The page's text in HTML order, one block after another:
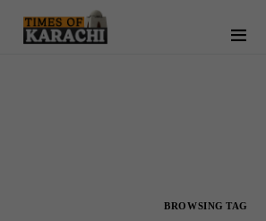
BROWSING TAG